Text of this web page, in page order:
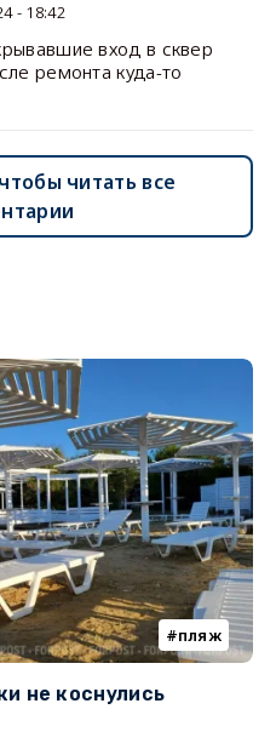
- 18:42
вход в сквер
ремонта куда-то
читать все
пляж
не коснулись